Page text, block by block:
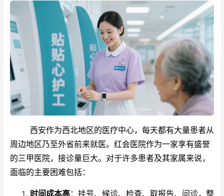
西安作为西北地区的医疗中心，每天都有大量患者从
周边地区乃至外省前来就医。红会医院作为一家享有盛誉
的三甲医院，接诊量巨大。对于许多患者及其家属来说，
面临的主要困难包括：
时间成本高：挂号、候诊、检查、取报告、问诊，整